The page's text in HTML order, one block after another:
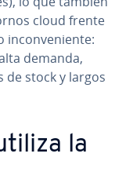
cloud frente
in­co­n­ve­nie­n­te:
demanda,
de stock y largos
la